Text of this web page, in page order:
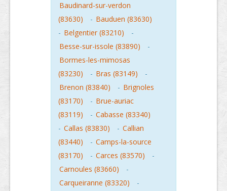
Baudinard-sur-verdon
(83630)
- Bauduen (83630)
- Belgentier (83210)
-
Besse-sur-issole (83890)
-
Bormes-les-mimosas
(83230)
- Bras (83149)
-
Brenon (83840)
- Brignoles
(83170)
- Brue-auriac
(83119)
- Cabasse (83340)
- Callas (83830) - Callian
(83440)
- Camps-la-source
(83170)
- Carces (83570)
-
Carnoules (83660)
-
Carqueiranne (83320)
-